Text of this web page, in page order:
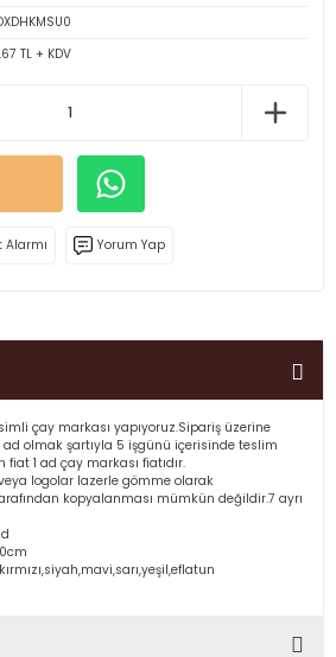
TL + KDV
Alarmı Yorum Yap
çay markası yapıyoruz.Sipariş üzerine
olmak şartıyla 5 işgünü içerisinde teslim
1 ad çay markası fiatıdır.
logolar lazerle gömme olarak
kopyalanması mümkün değildir.7 ayrı